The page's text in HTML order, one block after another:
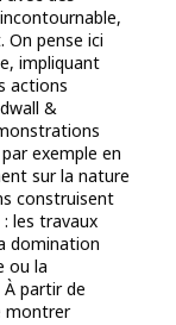
pense ici
impliquant
actions
&
exemple en
sur la nature
construisent
les travaux
domination
ou la
partir de
montrer